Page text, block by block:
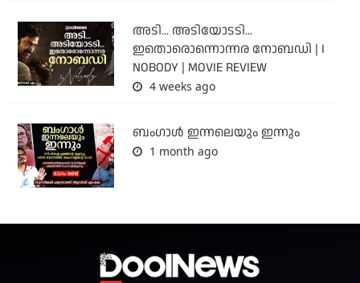
അടി... അടിയോടടി...
ഇതൊരൊന്നൊന്നര നോബഡി | I
NOBODY | MOVIE REVIEW
4 weeks ago
ബംഗാള്‍ ഇന്നലെയും ഇന്നും
1 month ago